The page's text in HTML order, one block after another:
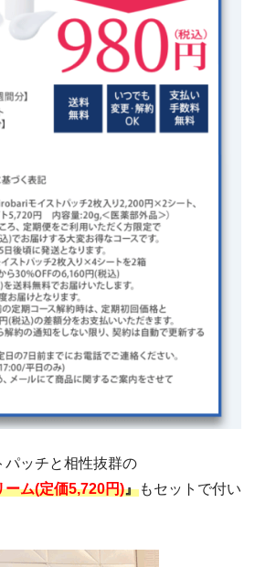
パッチと相性抜群の
ーム(定価5,720円)』もセットで付い